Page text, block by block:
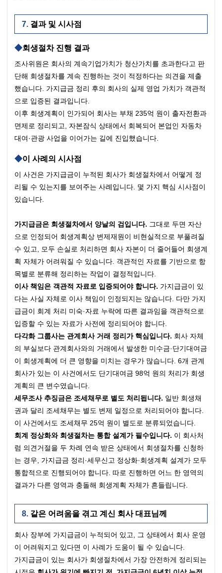
결과 및 시사점
회생절차 진행 결과
조사위원은 회사의 계속기업가치가 청산가치를 초과한다고 판
단해 회생절차를 계속 진행하는 것이 적정하다는 의견을 제출
했습니다. 가지급금 정리 후의 회사의 실제 영업 가치가 객관적
으로 입증된 결과입니다.
이후 회생계획이 인가되어 회사는 부채 235억 원이 출자전환과
면제로 정리되고, 자본잠식 상태에서 회복되어 본업인 자동차
대여·관광 사업을 이어가는 길에 진입했습니다.
이 사례의 시사점
이 사건은 가지급금이 누적된 회사가 회생절차에서 어떻게 정
리될 수 있는지를 보여주는 사례입니다. 몇 가지 핵심 시사점이
있습니다.
가지급금은 회생절차에서 양날의 검입니다. 그대로 두면 자산
으로 인정되어 회생계획상 변제재원이 비현실적으로 부풀려질
수 있고, 모두 손실로 처리하면 회사 자본이 더 줄어들어 회생계
획 자체가 어려워질 수 있습니다. 객관적인 자료를 기반으로 항
목별로 분류해 정리하는 작업이 결정적입니다.
이사 책임은 객관적 자료로 입증되어야 합니다. 가지급금이 있
다는 사실 자체로 이사 책임이 인정되지는 않습니다. 다만 가지
급금이 회계 처리 미숙·자료 누락에 따른 결과임을 객관적으로
입증할 수 있는 자료가 사전에 정리되어야 합니다.
다각화 그룹사는 관계회사 거래 정리가 핵심입니다. 회사 자체
의 부실보다 관계회사와의 거래에서 발생한 미수금·단기대여금
이 회생계획에 더 큰 영향을 미치는 경우가 많습니다. 6개 관계
회사가 있는 이 사건에서도 단기대여금 98억 원의 처리가 회생
계획의 큰 변수였습니다.
세무조사 추징금은 조세채무로 별도 처리됩니다. 일반 회생채
권과 달리 조세채무는 별도 변제 일정으로 처리되어야 합니다.
이 사건에서도 조세채무 25억 원이 별도로 분류되었습니다.
회계 정상화와 회생절차는 통합 설계가 필수입니다. 이 회사처
럼 의견거절을 두 차례 연속 받은 상태에서 회생절차를 신청하
는 경우, 가지급금 정리·세무신고 정상화·회생계획 설계가 모두
통합적으로 진행되어야 합니다. 따로 진행하면 어느 한 영역의
결과가 다른 영역과 충돌해 회생계획 자체가 흔들립니다.
같은 어려움을 겪고 계신 회사 대표님께
회사 장부에 가지급금이 누적되어 있고, 그 상태에서 회사 운영
이 어려워지고 있다면 이 사례가 도움이 될 수 있습니다.
가지급금이 있는 회사가 회생절차에서 가장 안전하게 정리되는